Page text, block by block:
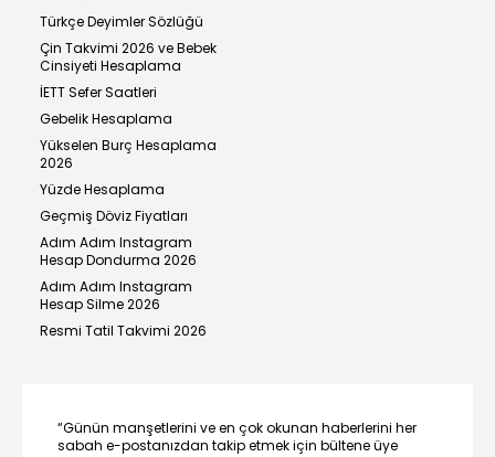
Türkçe Deyimler Sözlüğü
Çin Takvimi 2026 ve Bebek
Cinsiyeti Hesaplama
İETT Sefer Saatleri
Gebelik Hesaplama
Yükselen Burç Hesaplama
2026
Yüzde Hesaplama
Geçmiş Döviz Fiyatları
Adım Adım Instagram
Hesap Dondurma 2026
Adım Adım Instagram
Hesap Silme 2026
Resmi Tatil Takvimi 2026
“Günün manşetlerini ve en çok okunan haberlerini her
sabah e-postanızdan takip etmek için bültene üye